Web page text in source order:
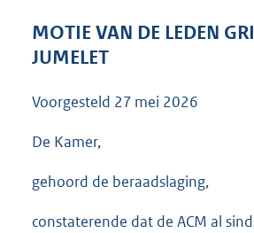
:
MOTIE VAN DE LEDEN
JUMELET
Voorgesteld 27 mei 2026
De Kamer,
gehoord de beraadslaging,
constaterende dat de ACM al